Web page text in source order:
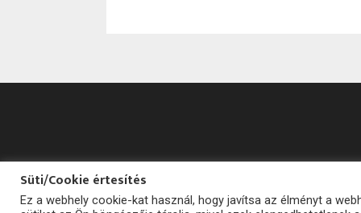
Süti/Cookie értesítés
Ez a webhely cookie-kat használ, hogy javítsa az élményt a